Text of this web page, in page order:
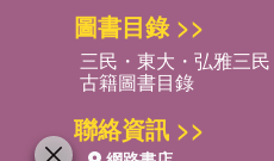
圖書目錄 >>
三民・東大・弘雅三民
古籍圖書目錄
聯絡資訊 >>